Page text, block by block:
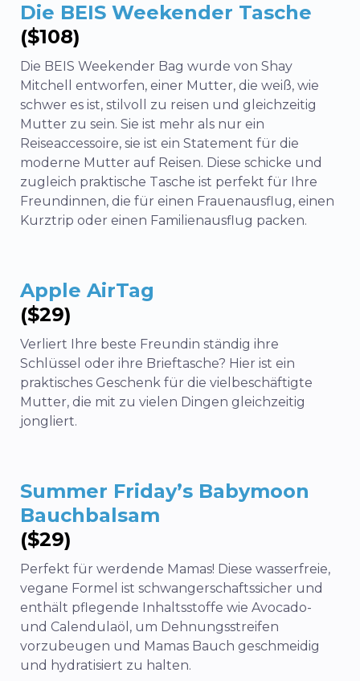
Die BEIS Weekender Tasche
($108)
Die BEIS Weekender Bag wurde von Shay
Mitchell entworfen, einer Mutter, die weiß, wie
schwer es ist, stilvoll zu reisen und gleichzeitig
Mutter zu sein. Sie ist mehr als nur ein
Reiseaccessoire, sie ist ein Statement für die
moderne Mutter auf Reisen. Diese schicke und
zugleich praktische Tasche ist perfekt für Ihre
Freundinnen, die für einen Frauenausflug, einen
Kurztrip oder einen Familienausflug packen.
Apple AirTag
($29)
Verliert Ihre beste Freundin ständig ihre
Schlüssel oder ihre Brieftasche? Hier ist ein
praktisches Geschenk für die vielbeschäftigte
Mutter, die mit zu vielen Dingen gleichzeitig
jongliert.
Summer Friday’s Babymoon
Bauchbalsam
($29)
Perfekt für werdende Mamas! Diese wasserfreie,
vegane Formel ist schwangerschaftssicher und
enthält pflegende Inhaltsstoffe wie Avocado-
und Calendulaöl, um Dehnungsstreifen
vorzubeugen und Mamas Bauch geschmeidig
und hydratisiert zu halten.